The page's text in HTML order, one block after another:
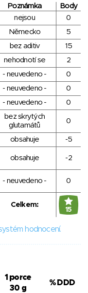
Poznámka
Body
nejsou
0
Německo
5
bez aditiv
15
nehodnotí se
2
- neuvedeno -
0
- neuvedeno -
0
- neuvedeno - 0
bez skrytých
glutamátů
0
obsahuje
-5
obsahuje -2
- neuvedeno - 0
Celkem:
15
hodnocení.
1 porce
30 g
% DDD